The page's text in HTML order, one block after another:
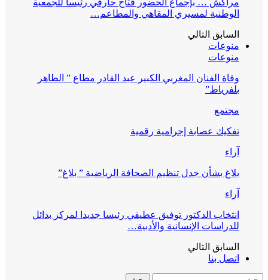
مراكش … بإجماع الحضور فتاح حارفي رئيسا للجمعية
الوطنية لمسيري المقاهي والمطاعم…
السابق التالي
منوعات
منوعات
وفاة الفنان المغربي الكبير عبد القادر مطاع ” الطاهر
بلفرياط”
مجتمع
تفكيك عصابة إجرامية رقمية
آراء
بلاغ بشأن جدل تنظيم الصحافة الرياضية ” بلاغ”
آراء
انتخاب الدكتور توفيق عطيفي رئيسا جديدا لمركز بدائل
للدراسات الإنسانية والأدبية…
السابق التالي
اتصل بنا